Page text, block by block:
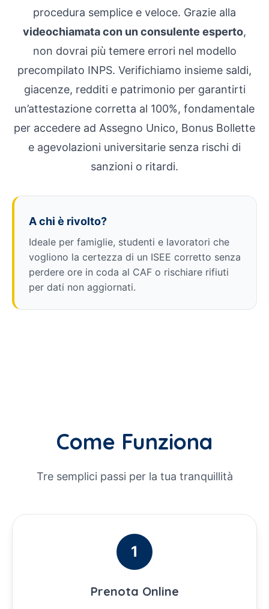
procedura semplice e veloce. Grazie alla
videochiamata con un consulente esperto,
non dovrai più temere errori nel modello
precompilato INPS. Verifichiamo insieme saldi,
giacenze, redditi e patrimonio per garantirti
un’attestazione corretta al 100%, fondamentale
per accedere ad Assegno Unico, Bonus Bollette
e agevolazioni universitarie senza rischi di
sanzioni o ritardi.
A chi è rivolto?
Ideale per famiglie, studenti e lavoratori che
vogliono la certezza di un ISEE corretto senza
perdere ore in coda al CAF o rischiare rifiuti
per dati non aggiornati.
Come Funziona
Tre semplici passi per la tua tranquillità
1
Prenota Online